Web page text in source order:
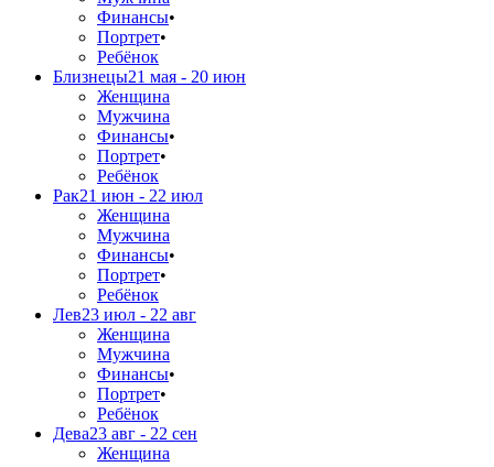
Финансы•
Портрет•
Ребёнок
Близнецы21 мая - 20 июн
Женщина
Мужчина
Финансы•
Портрет•
Ребёнок
Рак21 июн - 22 июл
Женщина
Мужчина
Финансы•
Портрет•
Ребёнок
Лев23 июл - 22 авг
Женщина
Мужчина
Финансы•
Портрет•
Ребёнок
Дева23 авг - 22 сен
Женщина